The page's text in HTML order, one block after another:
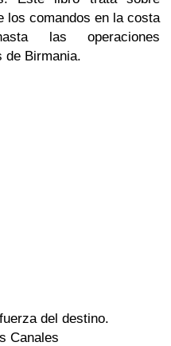
los comandos en la costa
las operaciones
de Birmania.
del destino.
Canales